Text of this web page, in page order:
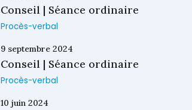
Conseil | Séance ordinaire
Procès-verbal
9 septembre 2024
Conseil | Séance ordinaire
Procès-verbal
10 juin 2024